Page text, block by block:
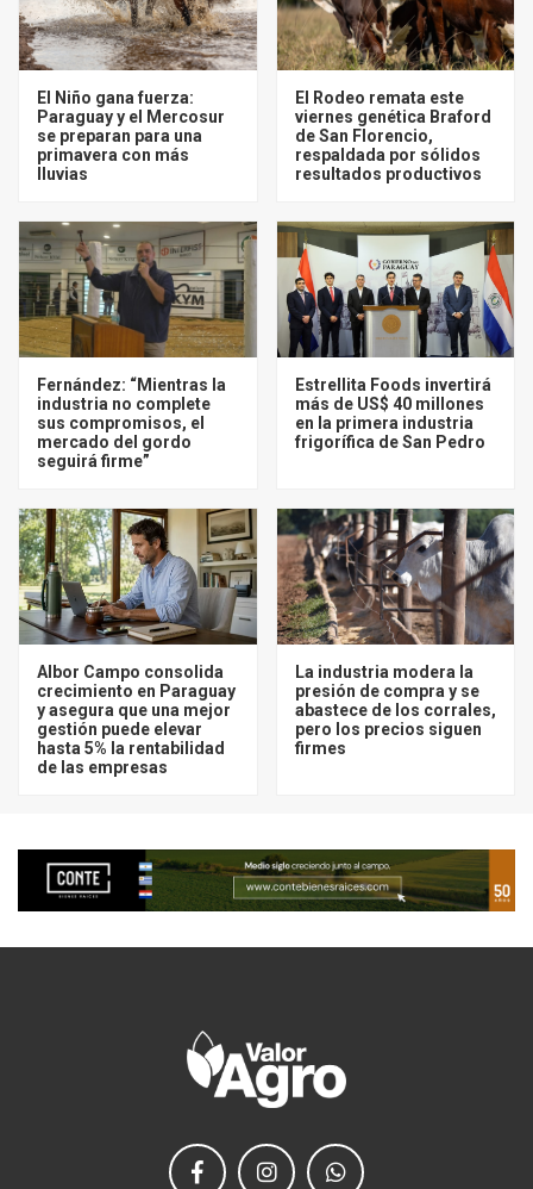
El Niño gana fuerza:
Paraguay y el Mercosur
se preparan para una
primavera con más
lluvias
El Rodeo remata este
viernes genética Braford
de San Florencio,
respaldada por sólidos
resultados productivos
Fernández: “Mientras la
industria no complete
sus compromisos, el
mercado del gordo
seguirá firme”
Estrellita Foods invertirá
más de US$ 40 millones
en la primera industria
frigorífica de San Pedro
Albor Campo consolida
crecimiento en Paraguay
y asegura que una mejor
gestión puede elevar
hasta 5% la rentabilidad
de las empresas
La industria modera la
presión de compra y se
abastece de los corrales,
pero los precios siguen
firmes